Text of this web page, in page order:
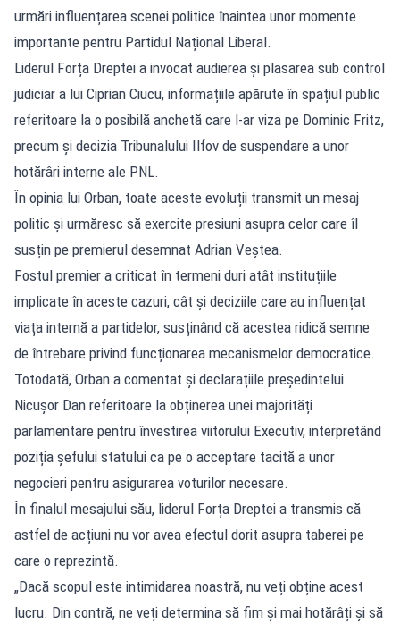
urmări influențarea scenei politice înaintea unor momente
importante pentru Partidul Național Liberal.
Liderul Forța Dreptei a invocat audierea și plasarea sub control
judiciar a lui Ciprian Ciucu, informațiile apărute în spațiul public
referitoare la o posibilă anchetă care l-ar viza pe Dominic Fritz,
precum și decizia Tribunalului Ilfov de suspendare a unor
hotărâri interne ale PNL.
În opinia lui Orban, toate aceste evoluții transmit un mesaj
politic și urmăresc să exercite presiuni asupra celor care îl
susțin pe premierul desemnat Adrian Veștea.
Fostul premier a criticat în termeni duri atât instituțiile
implicate în aceste cazuri, cât și deciziile care au influențat
viața internă a partidelor, susținând că acestea ridică semne
de întrebare privind funcționarea mecanismelor democratice.
Totodată, Orban a comentat și declarațiile președintelui
Nicușor Dan referitoare la obținerea unei majorități
parlamentare pentru învestirea viitorului Executiv, interpretând
poziția șefului statului ca pe o acceptare tacită a unor
negocieri pentru asigurarea voturilor necesare.
În finalul mesajului său, liderul Forța Dreptei a transmis că
astfel de acțiuni nu vor avea efectul dorit asupra taberei pe
care o reprezintă.
„Dacă scopul este intimidarea noastră, nu veți obține acest
lucru. Din contră, ne veți determina să fim și mai hotărâți și să